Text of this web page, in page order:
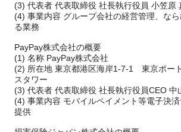
(3) 代表者 代表取締役 社長執行役員 小笠原
(4) 事業内容 グループ会社の経営管理、な
る業務
PayPay株式会社の概要
(1) 名称 PayPay株式会社
(2) 所在地 東京都港区海岸1-7-1 東京ポー
スタワー
(3) 代表者 代表取締役 社長執行役員CEO 中
(4) 事業内容 モバイルペイメント等電子決済
提供